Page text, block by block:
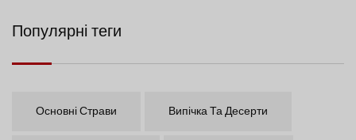
Популярні теги
Основні Страви Випічка Та Десерти